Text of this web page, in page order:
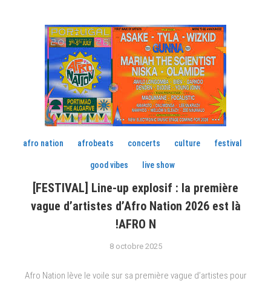
afro nation afrobeats concerts culture festival
good vibes live show
[FESTIVAL] Line-up explosif : la première
vague d’artistes d’Afro Nation 2026 est là
!AFRO N
8 octobre 2025
Afro Nation lève le voile sur sa première vague d’artistes pour